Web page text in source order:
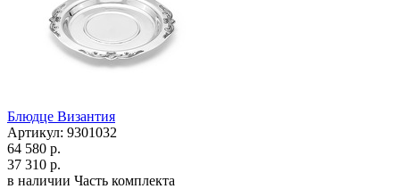
Блюдце Византия
Артикул: 9301032
64 580 р.
37 310 р.
в наличии Часть комплекта